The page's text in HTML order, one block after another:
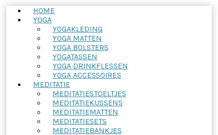
HOME
YOGA
YOGAKLEDING
YOGA MATTEN
YOGA BOLSTERS
YOGATASSEN
YOGA DRINKFLESSEN
YOGA ACCESSOIRES
MEDITATIE
MEDITATIESTOELTJES
MEDITATIEKUSSENS
MEDITATIEMATTEN
MEDITATIESETS
MEDITATIEBANKJES